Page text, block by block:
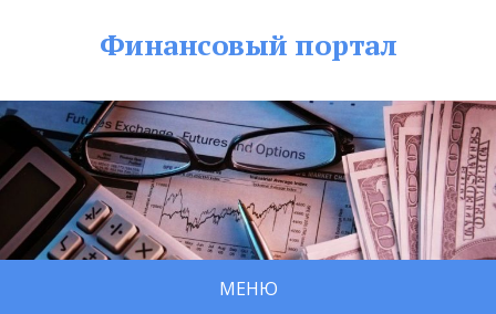
Финансовый портал
МЕНЮ